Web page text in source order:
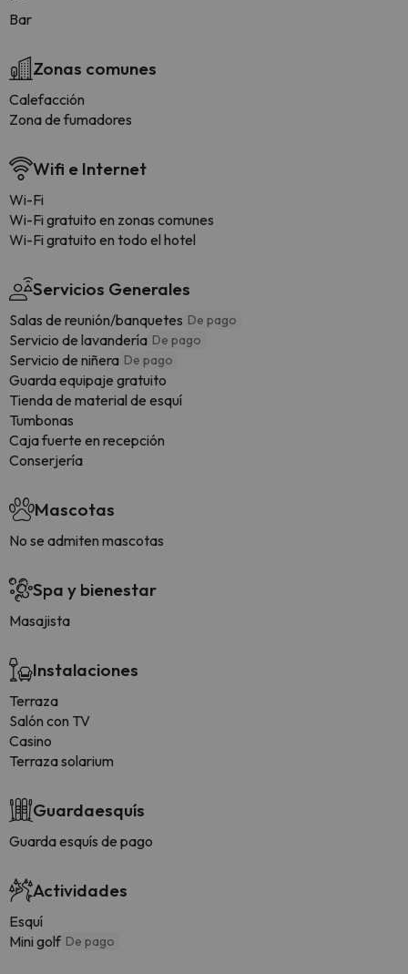
Bar
Zonas comunes
Calefacción
Zona de fumadores
Wifi e Internet
Wi-Fi
Wi-Fi gratuito en zonas comunes
Wi-Fi gratuito en todo el hotel
Servicios Generales
Salas de reunión/banquetes De pago
Servicio de lavandería De pago
Servicio de niñera De pago
Guarda equipaje gratuito
Tienda de material de esquí
Tumbonas
Caja fuerte en recepción
Conserjería
Mascotas
No se admiten mascotas
Spa y bienestar
Masajista
Instalaciones
Terraza
Salón con TV
Casino
Terraza solarium
Guardaesquís
Guarda esquís de pago
Actividades
Esquí
Mini golf De pago